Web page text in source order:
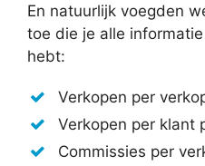
En natuurlijk voegden
toe die je alle
hebt:
Verkopen per
Verkopen per klant
Commissies per